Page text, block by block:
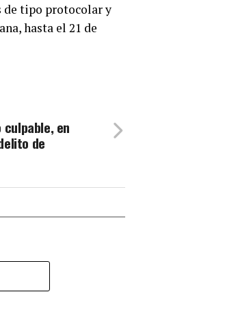
volumen.
de tipo protocolar y
hasta el 21 de
en
de